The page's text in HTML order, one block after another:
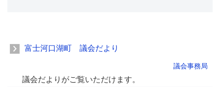
富士河口湖町 議会だより
議会事務局
議会だよりがご覧いただけます。